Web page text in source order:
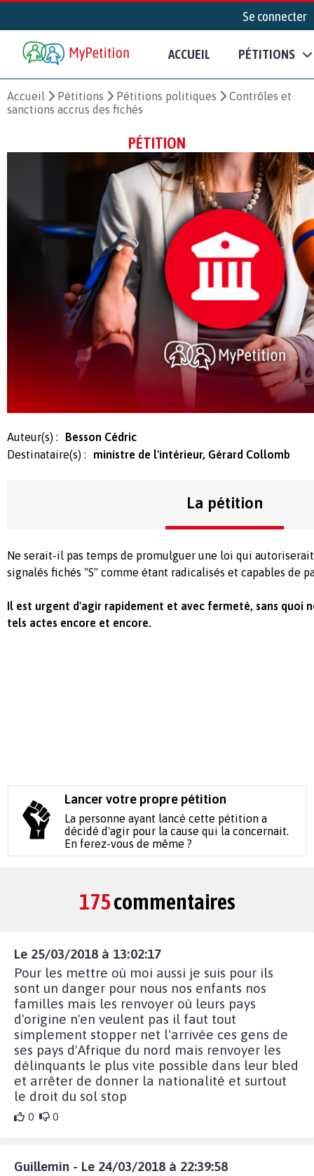
Se connecter
ACCUEIL PÉTITIONS
Accueil Pétitions Pétitions politiques
Contrôles et
sanctions accrus des fichés
PÉTITION
Auteur(s) :
Besson Cédric
Destinataire(s) :
ministre de l'intérieur, Gérard Collomb
La pétition
Ne serait-il pas temps de promulguer une loi qui
signalés fichés "S" comme étant radicalisés et capables de
Il est urgent d'agir rapidement et avec fermeté, sans quoi
tels actes encore et encore.
Lancer votre propre pétition
La personne ayant lancé cette pétition a
décidé d'agir pour la cause qui la concernait.
En ferez-vous de même ?
175commentaires
Le 25/03/2018 à 13:02:17
Pour les mettre où moi aussi je suis pour ils
sont un danger pour nous nos enfants nos
familles mais les renvoyer où leurs pays
d'origine n'en veulent pas il faut tout
simplement stopper net l'arrivée ces gens de
ses pays d'Afrique du nord mais renvoyer les
délinquants le plus vite possible dans leur bled
et arrêter de donner la nationalité et surtout
le droit du sol stop
0 0
Guillemin - Le 24/03/2018 à 22:39:58